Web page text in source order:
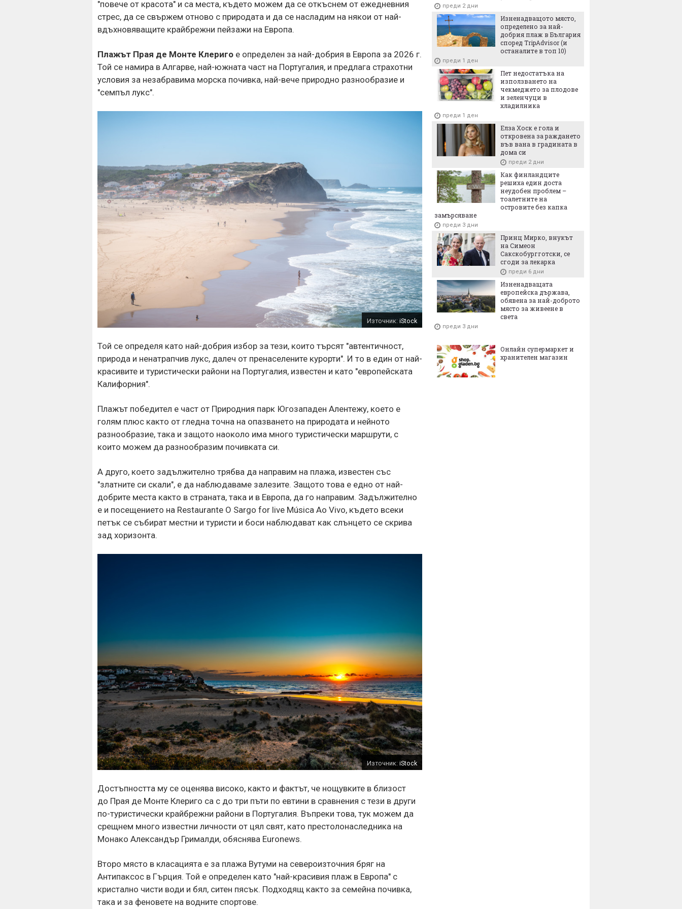
"повече от красота" и са места, където можем да се откъснем от ежедневния
стрес, да се свържем отново с природата и да се насладим на някои от най-
вдъхновяващите крайбрежни пейзажи на Европа.
Плажът Прая де Монте Клериго е определен за най-добрия в Европа за 2026 г.
Той се намира в Алгарве, най-южната част на Португалия, и предлага страхотни
условия за незабравима морска почивка, най-вече природно разнообразие и
"семпъл лукс".
Източник: iStock
Той се определя като най-добрия избор за тези, които търсят "автентичност,
природа и ненатрапчив лукс, далеч от пренаселените курорти". И то в един от най-
красивите и туристически райони на Португалия, известен и като "европейската
Калифорния".
Плажът победител е част от Природния парк Югозападен Алентежу, което е
голям плюс както от гледна точна на опазването на природата и нейното
разнообразие, така и защото наоколо има много туристически маршрути, с
които можем да разнообразим почивката си.
А друго, което задължително трябва да направим на плажа, известен със
"златните си скали", е да наблюдаваме залезите. Защото това е едно от най-
добрите места както в страната, така и в Европа, да го направим. Задължително
е и посещението на Restaurante O Sargo for live Música Ao Vivo, където всеки
петък се събират местни и туристи и боси наблюдават как слънцето се скрива
зад хоризонта.
Източник: iStock
Достъпността му се оценява високо, както и фактът, че нощувките в близост
до Прая де Монте Клериго са с до три пъти по евтини в сравнения с тези в други
по-туристически крайбрежни райони в Португалия. Въпреки това, тук можем да
срещнем много известни личности от цял свят, като престолонаследника на
Монако Александър Грималди, обяснява Euronews.
Второ място в класацията е за плажа Вутуми на североизточния бряг на
Антипаксос в Гърция. Той е определен като "най-красивия плаж в Европа" с
кристално чисти води и бял, ситен пясък. Подходящ както за семейна почивка,
така и за феновете на водните спортове.
преди 12 часа
Испанската престолонаследница принцеса
Леонор, каквато не сме я виждали досега
преди 13 часа
преди 2 дни
Изненадващото място,
определено за най-
добрия плаж в България
според TripAdvisor (и
останалите в топ 10)
преди 1 ден
Пет недостатъка на
използването на
чекмеджето за плодове
и зеленчуци в
хладилника
преди 1 ден
Елза Хоск е гола и
откровена за раждането
във вана в градината в
дома си
преди 2 дни
Как финландците
решиха един доста
неудобен проблем –
тоалетните на
островите без капка
замърсяване
преди 3 дни
Принц Мирко, внукът
на Симеон
Сакскобургготски, се
сгоди за лекарка
преди 6 дни
Изненадващата
европейска държава,
обявена за най-доброто
място за живеене в
света
преди 3 дни
Онлайн супермаркет и
хранителен магазин